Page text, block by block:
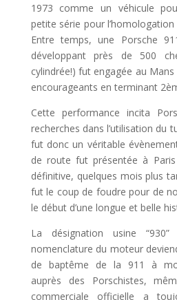
1973 comme un véhicule
petite série pour
Entre temps, une Porsche
développant près de 500
cylindrée!) fut engagée au
encourageants en terminant
Cette performance incita
recherches dans l’utilisation du
fut donc un véritable
de route fut présentée à
définitive, quelques mois plus
fut le coup de foudre pour de
le début d’une longue et belle
La désignation usine
nomenclature du moteur
de baptême de la 911 à
auprès des Porschistes,
commerciale officielle a